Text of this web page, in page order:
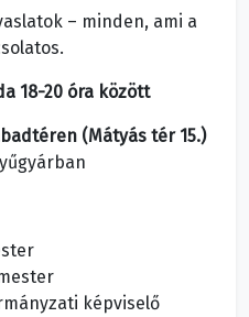
– minden, ami a
18-20 óra között
(Mátyás tér 15.)
képviselő